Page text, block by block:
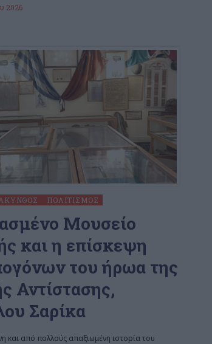
2026
ΠΟΛΙΤΙΣΜΌΣ
Μουσείο
και η επίσκεψη
του ήρωα της
Αντίστασης,
Σαρίκα
και από πολλούς απαξιωμένη ιστορία του